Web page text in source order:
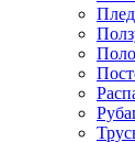
Плед